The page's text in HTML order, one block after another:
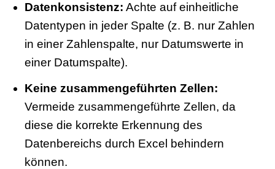
Datenkonsistenz: Achte auf einheitliche
Datentypen in jeder Spalte (z. B. nur Zahlen
in einer Zahlenspalte, nur Datumswerte in
einer Datumspalte).
Keine zusammengeführten Zellen:
Vermeide zusammengeführte Zellen, da
diese die korrekte Erkennung des
Datenbereichs durch Excel behindern
können.